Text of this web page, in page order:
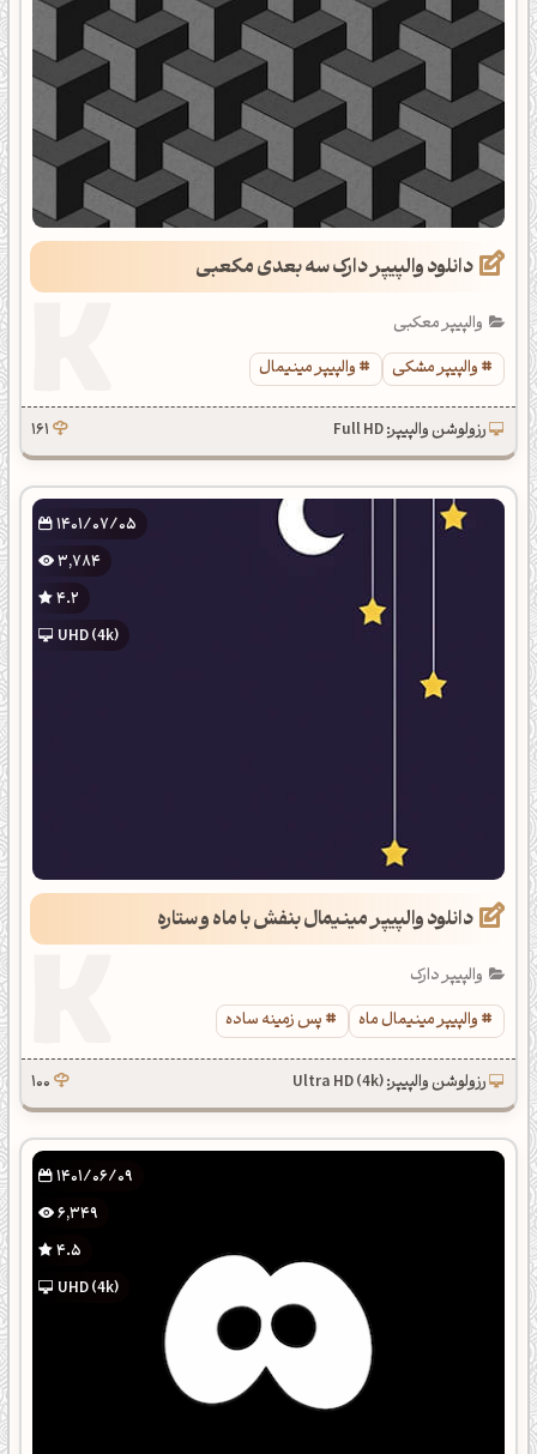
دانلود والپیپر دارک سه بعدی مکعبی
والپیپر معکبی
والپیپر مشکی
والپیپر مینیمال
رزولوشن والپیپر: Full HD 161
1401/07/05
3,784
4.2
UHD (4k)
دانلود والپیپر مینیمال بنفش با ماه و ستاره
والپیپر دارک
والپیپر مینیمال ماه
پس زمینه ساده
رزولوشن والپیپر: Ultra HD (4k) 100
1401/06/09
6,349
4.5
UHD (4k)